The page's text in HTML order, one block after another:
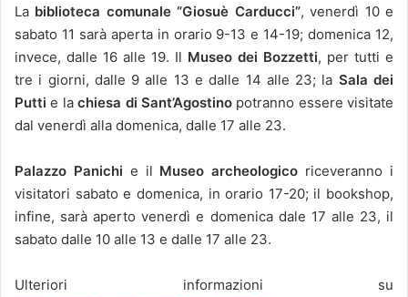
La biblioteca comunale “Giosuè Carducci”, venerdì 10 e
sabato 11 sarà aperta in orario 9-13 e 14-19; domenica 12,
invece, dalle 16 alle 19. Il Museo dei Bozzetti, per tutti e
tre i giorni, dalle 9 alle 13 e dalle 14 alle 23; la Sala dei
Putti e lachiesa di Sant’Agostinopotranno essere visitate
dal venerdì alla domenica, dalle 17 alle 23.
Palazzo Panichi e il Museo archeologico riceveranno i
visitatori sabato e domenica, in orario 17-20; il bookshop,
infine, sarà aperto venerdì e domenica dale 17 alle 23, il
sabato dalle 10 alle 13 e dalle 17 alle 23.
Ulteriori informazioni su